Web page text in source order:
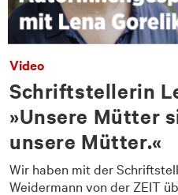
Video
Schriftstellerin
»Unsere Mütter
unsere Mütter.«
Wir haben mit der
Weidermann von der ZEIT